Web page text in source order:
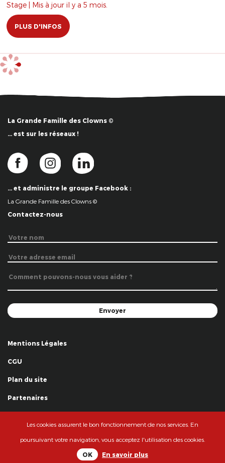
Stage | Mis à jour il y a 5 mois.
PLUS D'INFOS
La Grande Famille des Clowns ©
… est sur les réseaux !
… et administre le groupe Facebook :
La Grande Famille des Clowns ©
Contactez-nous
Mentions Légales
CGU
Plan du site
Partenaires
© La Grande Famille des Clowns - 2018
Les cookies assurent le bon fonctionnement de nos services. En
poursuivant votre navigation, vous acceptez l'utilisation des cookies.
OK En savoir plus